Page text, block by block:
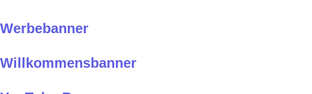
Werbebanner
Willkommensbanner